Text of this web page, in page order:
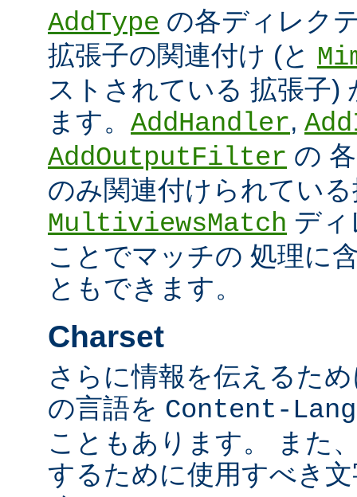
AddType の各ディレク
拡張子の関連付け (と
ストされている 拡張子)
ます。 AddHandler,
AddOutputFilter の
のみ関連付けられてい
MultiviewsMatch デ
ことでマッチの 処理に
ともできます。
Charset
さらに情報を伝えるた
の言語を Content-
こともあります。 また
するために使用すべき